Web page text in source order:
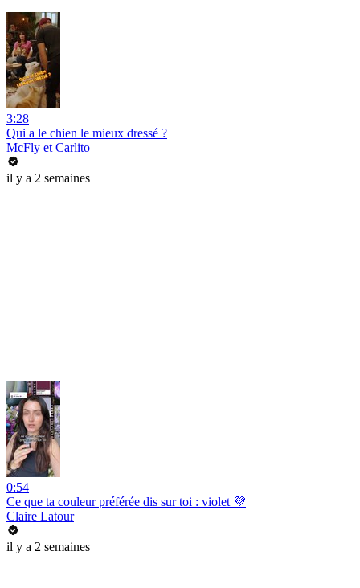
3:28
Qui a le chien le mieux dressé ?
McFly et Carlito
il y a 2 semaines
0:54
Ce que ta couleur préférée dis sur toi : violet 💜
Claire Latour
il y a 2 semaines